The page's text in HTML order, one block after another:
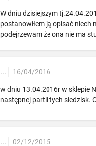
W dniu dzisiejszym
postanowiłem ją opisać niech
podejrzewam że ona nie ma
... 16/04/2016
w dniu 13.04.2016r w sklepie
następnej partii tych siedzisk.
... 02/12/2015